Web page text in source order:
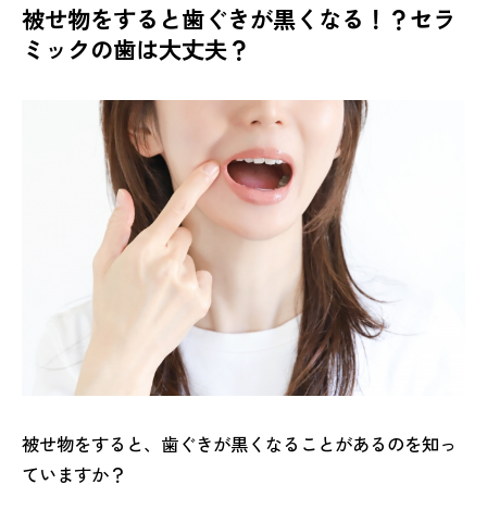
被せ物をすると歯ぐきが黒くなる！？セラ
ミックの歯は大丈夫？
被せ物をすると、歯ぐきが黒くなることがあるのを知っ
ていますか？